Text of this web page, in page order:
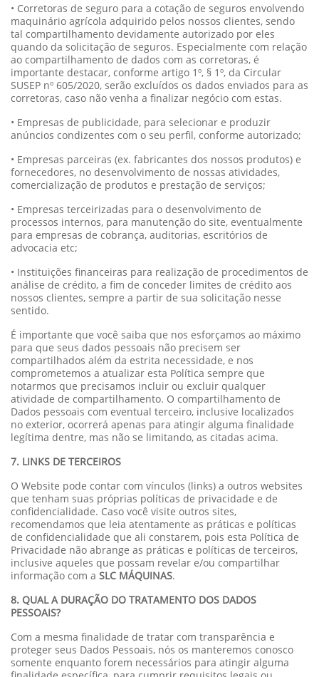
• Corretoras de seguro para a cotação de seguros envolvendo
maquinário agrícola adquirido pelos nossos clientes, sendo
tal compartilhamento devidamente autorizado por eles
quando da solicitação de seguros. Especialmente com relação
ao compartilhamento de dados com as corretoras, é
importante destacar, conforme artigo 1º, § 1º, da Circular
SUSEP nº 605/2020, serão excluídos os dados enviados para as
corretoras, caso não venha a finalizar negócio com estas.
• Empresas de publicidade, para selecionar e produzir
anúncios condizentes com o seu perfil, conforme autorizado;
• Empresas parceiras (ex. fabricantes dos nossos produtos) e
fornecedores, no desenvolvimento de nossas atividades,
comercialização de produtos e prestação de serviços;
• Empresas terceirizadas para o desenvolvimento de
processos internos, para manutenção do site, eventualmente
para empresas de cobrança, auditorias, escritórios de
advocacia etc;
• Instituições financeiras para realização de procedimentos de
análise de crédito, a fim de conceder limites de crédito aos
nossos clientes, sempre a partir de sua solicitação nesse
sentido.
É importante que você saiba que nos esforçamos ao máximo
para que seus dados pessoais não precisem ser
compartilhados além da estrita necessidade, e nos
comprometemos a atualizar esta Política sempre que
notarmos que precisamos incluir ou excluir qualquer
atividade de compartilhamento. O compartilhamento de
Dados pessoais com eventual terceiro, inclusive localizados
no exterior, ocorrerá apenas para atingir alguma finalidade
legítima dentre, mas não se limitando, as citadas acima.
7. LINKS DE TERCEIROS
O Website pode contar com vínculos (links) a outros websites
que tenham suas próprias políticas de privacidade e de
confidencialidade. Caso você visite outros sites,
recomendamos que leia atentamente as práticas e políticas
de confidencialidade que ali constarem, pois esta Política de
Privacidade não abrange as práticas e políticas de terceiros,
inclusive aqueles que possam revelar e/ou compartilhar
informação com a SLC MÁQUINAS.
8. QUAL A DURAÇÃO DO TRATAMENTO DOS DADOS
PESSOAIS?
Com a mesma finalidade de tratar com transparência e
proteger seus Dados Pessoais, nós os manteremos conosco
somente enquanto forem necessários para atingir alguma